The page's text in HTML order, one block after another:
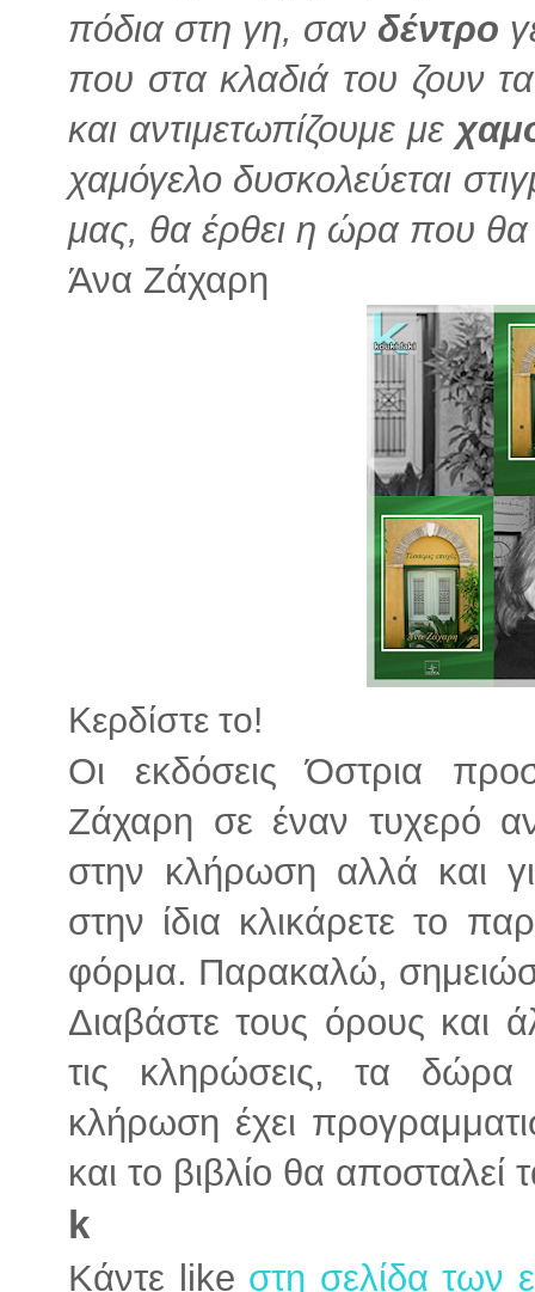
πόδια στη γη, σαν δέντρο
που στα κλαδιά του ζουν
και αντιμετωπίζουμε με
χαμόγελο δυσκολεύεται
μας, θα έρθει η ώρα που θα
Άνα Ζάχαρη
Κερδίστε το!
Οι εκδόσεις Όστρια
Ζάχαρη σε έναν τυχερό
στην κλήρωση αλλά και
στην ίδια κλικάρετε το
φόρμα. Παρακαλώ,
Διαβάστε τους όρους και
τις κληρώσεις, τα
κλήρωση έχει
και το βιβλίο θα αποσταλεί
k
Κάντε like στη σελίδα των